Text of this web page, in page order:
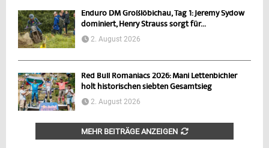
Enduro DM Großlöbichau, Tag 1: Jeremy Sydow
dominiert, Henry Strauss sorgt für...
2. August 2026
Red Bull Romaniacs 2026: Mani Lettenbichler
holt historischen siebten Gesamtsieg
2. August 2026
MEHR BEITRÄGE ANZEIGEN